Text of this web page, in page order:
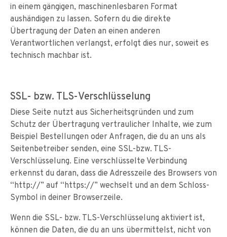
in einem gängigen, maschinenlesbaren Format
aushändigen zu lassen. Sofern du die direkte
Übertragung der Daten an einen anderen
Verantwortlichen verlangst, erfolgt dies nur, soweit es
technisch machbar ist.
SSL- bzw. TLS-Verschlüsselung
Diese Seite nutzt aus Sicherheitsgründen und zum
Schutz der Übertragung vertraulicher Inhalte, wie zum
Beispiel Bestellungen oder Anfragen, die du an uns als
Seitenbetreiber senden, eine SSL-bzw. TLS-
Verschlüsselung. Eine verschlüsselte Verbindung
erkennst du daran, dass die Adresszeile des Browsers von
“http://” auf “https://” wechselt und an dem Schloss-
Symbol in deiner Browserzeile.
Wenn die SSL- bzw. TLS-Verschlüsselung aktiviert ist,
können die Daten, die du an uns übermittelst, nicht von